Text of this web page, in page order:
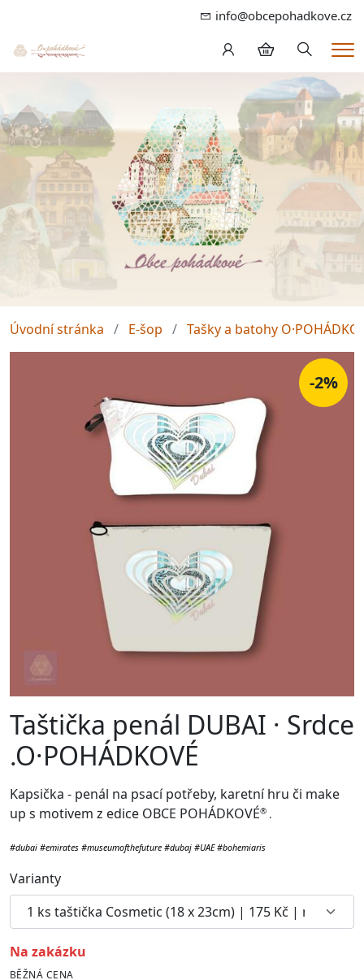
info@obcepohadkove.cz
Hledání
Úvodní stránka E-šop Tašky a batohy
-2%
Taštička penál DUBAI · Srdce
.O·POHÁDKOVÉ
Kapsička - penál na psací potřeby, karetní hru či make
up s motivem z edice OBCE POHÁDKOVÉ® .
#dubai #emirates #museumofthefuture #dubaj #UAE #bohemiaris
Varianty
na zakázku
BĚŽNÁ CENA